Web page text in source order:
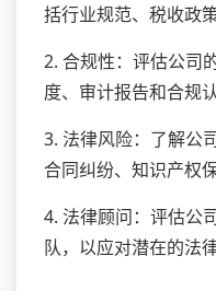
括行业规范、税收政
2. 合规性：评估公司
度、审计报告和合规
3. 法律风险：了解公
合同纠纷、知识产权
4. 法律顾问：评估公
队，以应对潜在的法